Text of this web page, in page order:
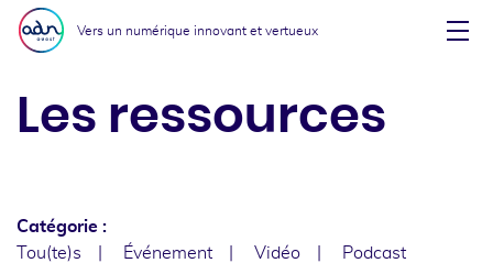
Aller au menu
Aller au contenu
Vers un numérique innovant et vertueux
Les ressources
Catégorie :
Tou(te)s
Événement Vidéo
Podcast